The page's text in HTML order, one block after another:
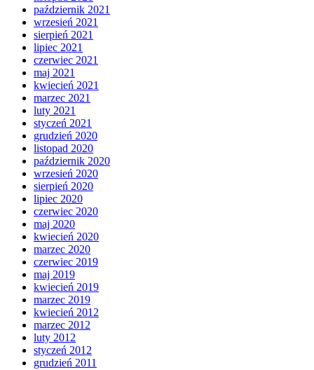
październik 2021
wrzesień 2021
sierpień 2021
lipiec 2021
czerwiec 2021
maj 2021
kwiecień 2021
marzec 2021
luty 2021
styczeń 2021
grudzień 2020
listopad 2020
październik 2020
wrzesień 2020
sierpień 2020
lipiec 2020
czerwiec 2020
maj 2020
kwiecień 2020
marzec 2020
czerwiec 2019
maj 2019
kwiecień 2019
marzec 2019
kwiecień 2012
marzec 2012
luty 2012
styczeń 2012
grudzień 2011